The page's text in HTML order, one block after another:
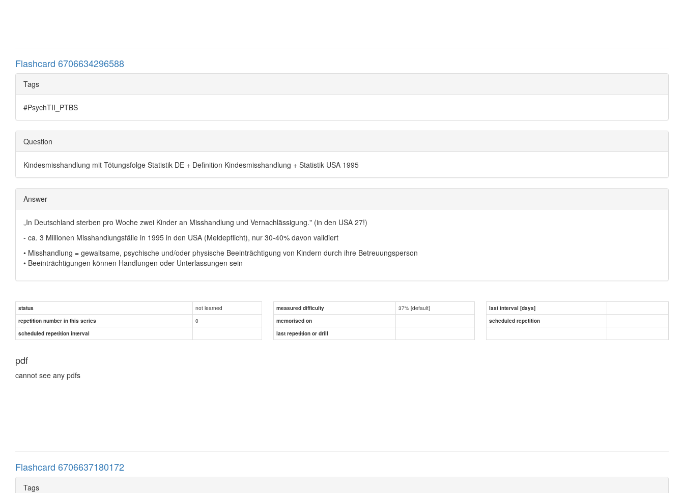
Flashcard 6706634296588
Tags
#PsychTII_PTBS
Question
Kindesmisshandlung mit Tötungsfolge Statistik DE + Definition Kindesmisshandlung + Statistik USA 1995
Answer
„In Deutschland sterben pro Woche zwei Kinder an Misshandlung und Vernachlässigung." (in den USA 27!)
- ca. 3 Millionen Misshandlungsfälle in 1995 in den USA (Meldepflicht), nur 30-40% davon validiert
• Misshandlung = gewaltsame, psychische und/oder physische Beeinträchtigung von Kindern durch ihre Betreuungsperson
• Beeinträchtigungen können Handlungen oder Unterlassungen sein
status not learned measured difficulty 37% [default]
last interval [days]
repetition number in this series
0 memorised on
scheduled repetition
scheduled repetition interval
last repetition or drill
pdf
cannot see any pdfs
Flashcard 6706637180172
Tags